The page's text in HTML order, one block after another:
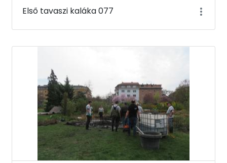
Első tavaszi kaláka 077